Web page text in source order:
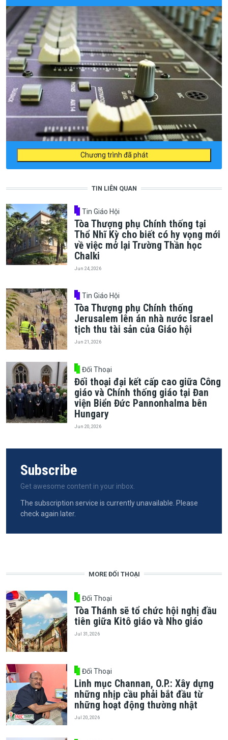
Chương trình đã phát
TIN LIÊN QUAN
Tin Giáo Hội
Tòa Thượng phụ Chính thống tại
Thổ Nhĩ Kỳ cho biết có hy vọng mới
về việc mở lại Trường Thần học
Chalki
Jun 24, 2026
Tin Giáo Hội
Tòa Thượng phụ Chính thống
Jerusalem lên án nhà nước Israel
tịch thu tài sản của Giáo hội
Jun 21, 2026
Đối Thoại
Đối thoại đại kết cấp cao giữa Công
giáo và Chính thống giáo tại Đan
viện Biển Đức Pannonhalma bên
Hungary
Jun 20, 2026
Subscribe
Get awesome content in your inbox.
The subscription service is currently unavailable. Please
check again later.
MORE ĐỐI THOẠI
Đối Thoại
Tòa Thánh sẽ tổ chức hội nghị đầu
tiên giữa Kitô giáo và Nho giáo
Jul 31, 2026
Đối Thoại
Linh mục Channan, O.P.: Xây dựng
những nhịp cầu phải bắt đầu từ
những hoạt động thường nhật
Jul 20, 2026